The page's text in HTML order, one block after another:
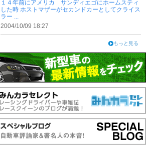
１４年前にアメリカ サンディエゴにホームスティ
した時 ホストマザーがセカンドカーとしてクライス
ラー ...
2004/10/09 18:27
もっと見る